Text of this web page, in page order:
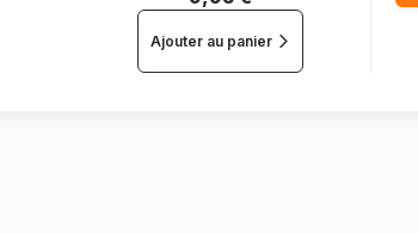
Ajouter au panier